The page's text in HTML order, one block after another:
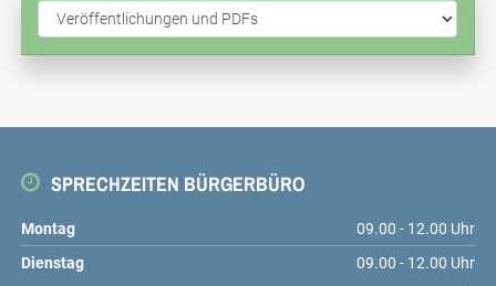
SPRECHZEITEN BÜRGERBÜRO
Montag
09.00 - 12.00 Uhr
Dienstag
09.00 - 12.00 Uhr